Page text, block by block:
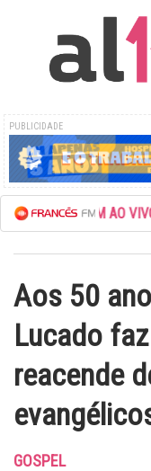
PUBLICIDADE
FRANCÊS FM AO VIVO
Aos 50
Lucado
reacende
GOSPEL